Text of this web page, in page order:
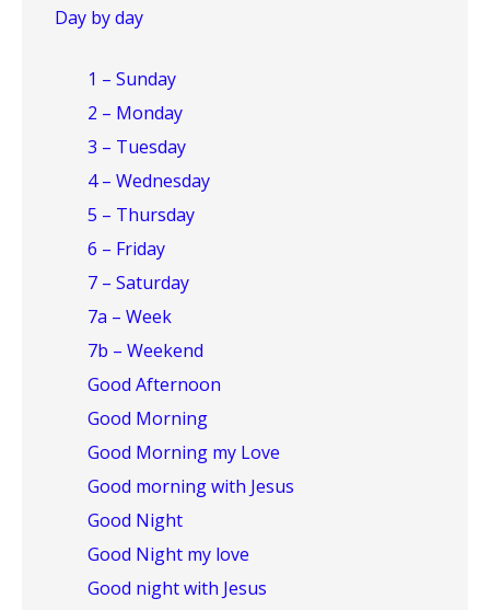
Day by day
1 – Sunday
2 – Monday
3 – Tuesday
4 – Wednesday
5 – Thursday
6 – Friday
7 – Saturday
7a – Week
7b – Weekend
Good Afternoon
Good Morning
Good Morning my Love
Good morning with Jesus
Good Night
Good Night my love
Good night with Jesus